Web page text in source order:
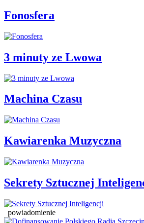
Fonosfera
3 minuty ze Lwowa
Machina Czasu
Kawiarenka Muzyczna
Sekrety Sztucznej
powiadomienie